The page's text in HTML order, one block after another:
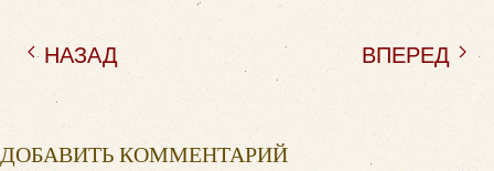
НАЗАД ВПЕРЕД
ДОБАВИТЬ КОММЕНТАРИЙ